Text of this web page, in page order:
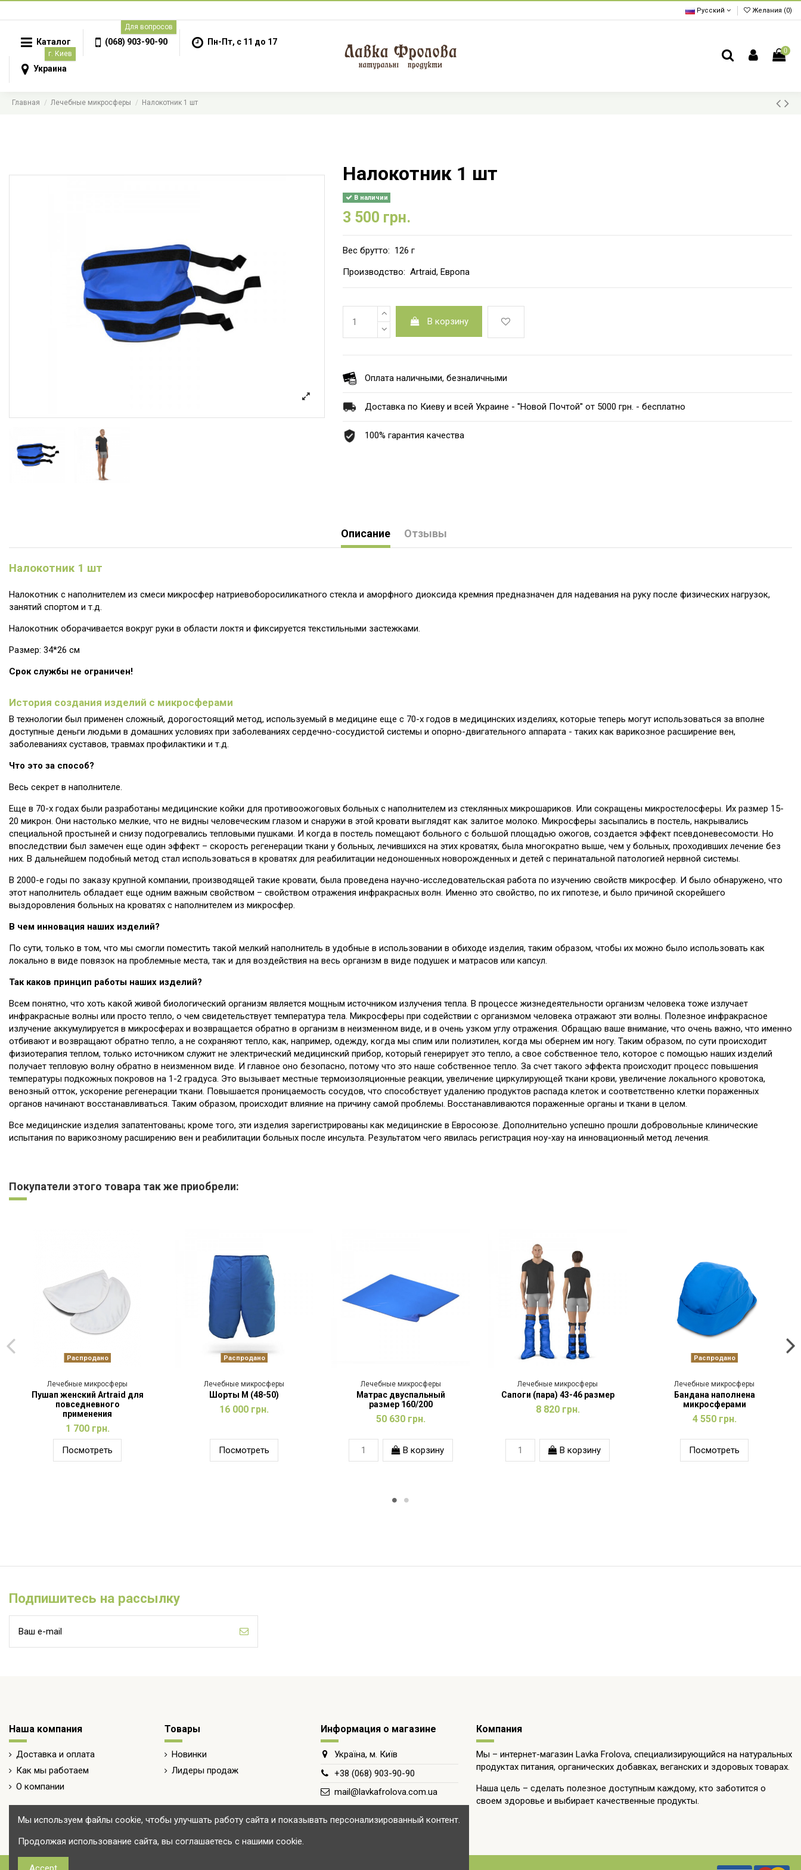
Русский Желания (0)
Каталог (068) 903-90-90
Для вопросов
Пн-Пт, с 11 до 17
Украина
г. Киев 0
Главная Лечебные микросферы Налокотник 1 шт
Налокотник 1 шт
В наличии
3 500 грн.
Вес брутто: 126 г
Производство: Artraid, Европа
В корзину
Оплата наличными, безналичными
Доставка по Киеву и всей Украине - ''Новой Почтой'' от 5000 грн. - бесплатно
100% гарантия качества
Описание Отзывы
Налокотник 1 шт
Налокотник с наполнителем из смеси микросфер натриевоборосиликатного стекла и аморфного диоксида кремния предназначен для надевания на руку после физических нагрузок,
занятий спортом и т.д.
Налокотник оборачивается вокруг руки в области локтя и фиксируется текстильными застежками.
Размер: 34*26 см
Срок службы не ограничен!
История создания изделий с микросферами
В технологии был применен сложный, дорогостоящий метод, используемый в медицине еще с 70-х годов в медицинских изделиях, которые теперь могут использоваться за вполне
доступные деньги людьми в домашних условиях при заболеваниях сердечно-сосудистой системы и опорно-двигательного аппарата - таких как варикозное расширение вен,
заболеваниях суставов, травмах профилактики и т.д.
Что это за способ?
Весь секрет в наполнителе.
Еще в 70-х годах были разработаны медицинские койки для противоожоговых больных с наполнителем из стеклянных микрошариков. Или сокращены микростелосферы. Их размер 15-
20 микрон. Они настолько мелкие, что не видны человеческим глазом и снаружи в этой кровати выглядят как залитое молоко. Микросферы засыпались в постель, накрывались
специальной простыней и снизу подогревались тепловыми пушками. И когда в постель помещают больного с большой площадью ожогов, создается эффект псевдоневесомости. Но
впоследствии был замечен еще один эффект – скорость регенерации ткани у больных, лечившихся на этих кроватях, была многократно выше, чем у больных, проходивших лечение без
них. В дальнейшем подобный метод стал использоваться в кроватях для реабилитации недоношенных новорожденных и детей с перинатальной патологией нервной системы.
В 2000-е годы по заказу крупной компании, производящей такие кровати, была проведена научно-исследовательская работа по изучению свойств микросфер. И было обнаружено, что
этот наполнитель обладает еще одним важным свойством – свойством отражения инфракрасных волн. Именно это свойство, по их гипотезе, и было причиной скорейшего
выздоровления больных на кроватях с наполнителем из микросфер.
В чем инновация наших изделий?
По сути, только в том, что мы смогли поместить такой мелкий наполнитель в удобные в использовании в обиходе изделия, таким образом, чтобы их можно было использовать как
локально в виде повязок на проблемные места, так и для воздействия на весь организм в виде подушек и матрасов или капсул.
Так каков принцип работы наших изделий?
Всем понятно, что хоть какой живой биологический организм является мощным источником излучения тепла. В процессе жизнедеятельности организм человека тоже излучает
инфракрасные волны или просто тепло, о чем свидетельствует температура тела. Микросферы при содействии с организмом человека отражают эти волны. Полезное инфракрасное
излучение аккумулируется в микросферах и возвращается обратно в организм в неизменном виде, и в очень узком углу отражения. Обращаю ваше внимание, что очень важно, что именно
отбивают и возвращают обратно тепло, а не сохраняют тепло, как, например, одежду, когда мы спим или полиэтилен, когда мы обернем им ногу. Таким образом, по сути происходит
физиотерапия теплом, только источником служит не электрический медицинский прибор, который генерирует это тепло, а свое собственное тело, которое с помощью наших изделий
получает тепловую волну обратно в неизменном виде. И главное оно безопасно, потому что это наше собственное тепло. За счет такого эффекта происходит процесс повышения
температуры подкожных покровов на 1-2 градуса. Это вызывает местные термоизоляционные реакции, увеличение циркулирующей ткани крови, увеличение локального кровотока,
венозный отток, ускорение регенерации ткани. Повышается проницаемость сосудов, что способствует удалению продуктов распада клеток и соответственно клетки пораженных
органов начинают восстанавливаться. Таким образом, происходит влияние на причину самой проблемы. Восстанавливаются пораженные органы и ткани в целом.
Все медицинские изделия запатентованы; кроме того, эти изделия зарегистрированы как медицинские в Евросоюзе. Дополнительно успешно прошли добровольные клинические
испытания по варикозному расширению вен и реабилитации больных после инсульта. Результатом чего явилась регистрация ноу-хау на инновационный метод лечения.
Покупатели этого товара так же приобрели:
Распродано
Лечебные микросферы
Пушап женский Artraid для
повседневного
применения
1 700 грн.
Посмотреть
Распродано
Лечебные микросферы
Шорты M (48-50)
16 000 грн.
Посмотреть
Лечебные микросферы
Матрас двуспальный
размер 160/200
50 630 грн.
В корзину
Лечебные микросферы
Сапоги (пара) 43-46 размер
8 820 грн.
В корзину
Распродано
Лечебные микросферы
Бандана наполнена
микросферами
4 550 грн.
Посмотреть
Подпишитесь на рассылку
Наша компания
Доставка и оплата
Как мы работаем
О компании
Товары
Новинки
Лидеры продаж
Информация о магазине
Україна, м. Київ
+38 (068) 903-90-90
mail@lavkafrolova.com.ua
Компания
Мы – интернет-магазин Lavka Frolova, специализирующийся на натуральных
продуктах питания, органических добавках, веганских и здоровых товарах.
Наша цель – сделать полезное доступным каждому, кто заботится о
своем здоровье и выбирает качественные продукты.
Мы используем файлы cookie, чтобы улучшать работу сайта и показывать персонализированный контент.
Продолжая использование сайта, вы соглашаетесь с нашими cookie.